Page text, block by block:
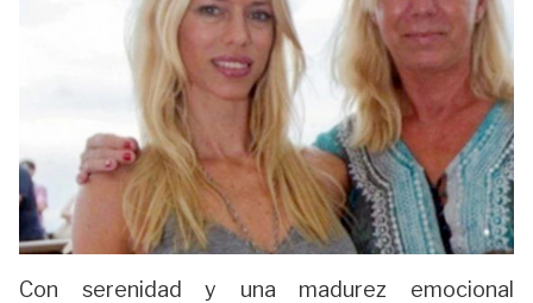
Con serenidad y una madurez emocional